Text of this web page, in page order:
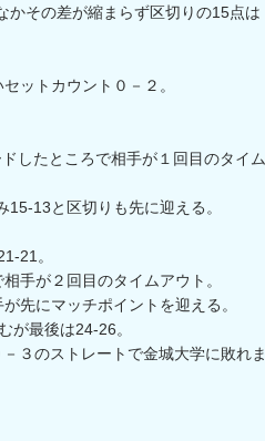
かその差が縮まらず区切りの15点は
ットカウント０－２。
したところで相手が１回目のタイム
13と区切りも先に迎える。
21。
手が２回目のタイムアウト。
先にマッチポイントを迎える。
が最後は24-26。
３のストレートで金城大学に敗れま